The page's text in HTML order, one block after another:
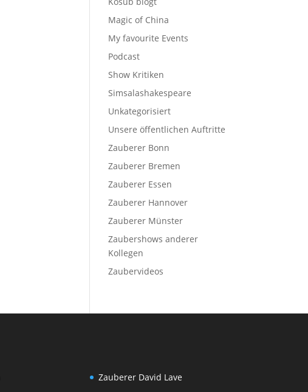
Magic of China
My favourite Events
Podcast
Show Kritiken
Simsalashakespeare
Unkategorisiert
Unsere öffentlichen Auftritte
Zauberer Bonn
Zauberer Bremen
Zauberer Essen
Zauberer Hannover
Zauberer Münster
Zaubershows anderer
Kollegen
Zaubervideos
Zauberer David Lave